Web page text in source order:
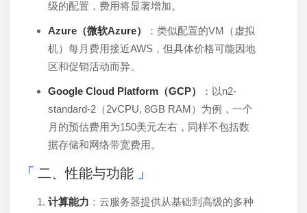
级的配置，费用将显著增加。
Azure（微软Azure）
：类似配置的VM（虚拟
机）每月费用接近AWS，但具体价格可能因地
区和促销活动而异。
Google Cloud Platform（GCP）
：以n2-
standard-2（2vCPU, 8GB RAM）为例，一个
月的预估费用为150美元左右，同样不包括数
据存储和网络带宽费用。
二、性能与功能
计算能力 ：云服务器提供从基础到高级的多种